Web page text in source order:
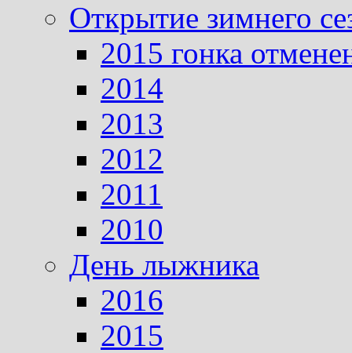
Открытие зимнего
2015 гонка
2014
2013
2012
2011
2010
День лыжника
2016
2015